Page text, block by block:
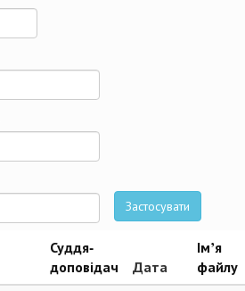
Застосувати
Суддя-
доповідач
Дата
Ім’я
файлу